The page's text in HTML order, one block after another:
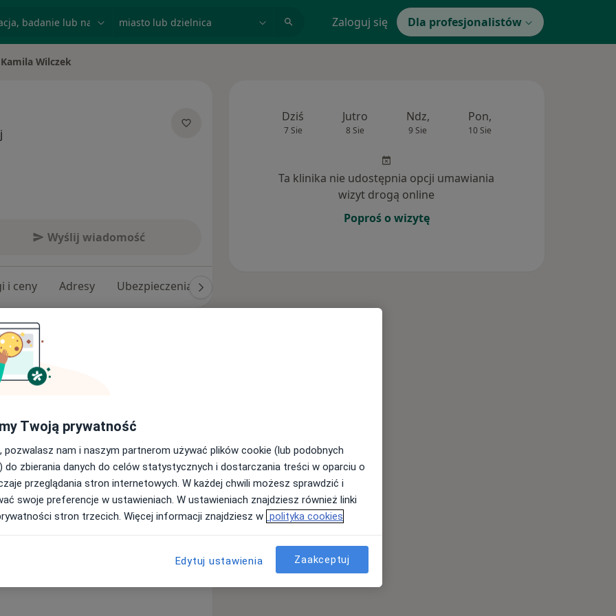
Zaloguj się Dla profesjonalistów
miasto
Kamila Wilczek
Wyślij wiadomość
i ceny Adresy Ubezpieczenia
Państwa w Ginvita
w szpitalach i przychodniach,
Państwa zdrowiem. Cechuje nas
do pacjenta.
badania jak:
klinice
kliniką (bez oceny lekarza)
lub bez oceny)
Dziś
7 Sie
Jutro
8 Sie
Ndz,
9 Sie
Pon,
10 Sie
Ta klinika nie udostępnia opcji umawiania
wizyt drogą online
Poproś o wizytę
Twoją prywatność
pozwalasz nam i naszym partnerom używać plików cookie (lub podobnych
do zbierania danych do celów statystycznych i dostarczania treści w oparciu o
przeglądania stron internetowych. W każdej chwili możesz sprawdzić i
swoje preferencje w ustawieniach. W ustawieniach znajdziesz również linki
stron trzecich. Więcej informacji znajdziesz w polityka cookies
Edytuj ustawienia Zaakceptuj